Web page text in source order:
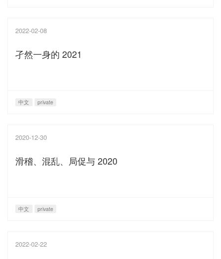
2022-02-08
孑然一身的 2021
中文 private
2020-12-30
滑稽、混乱、局促与 2020
中文 private
2022-02-22